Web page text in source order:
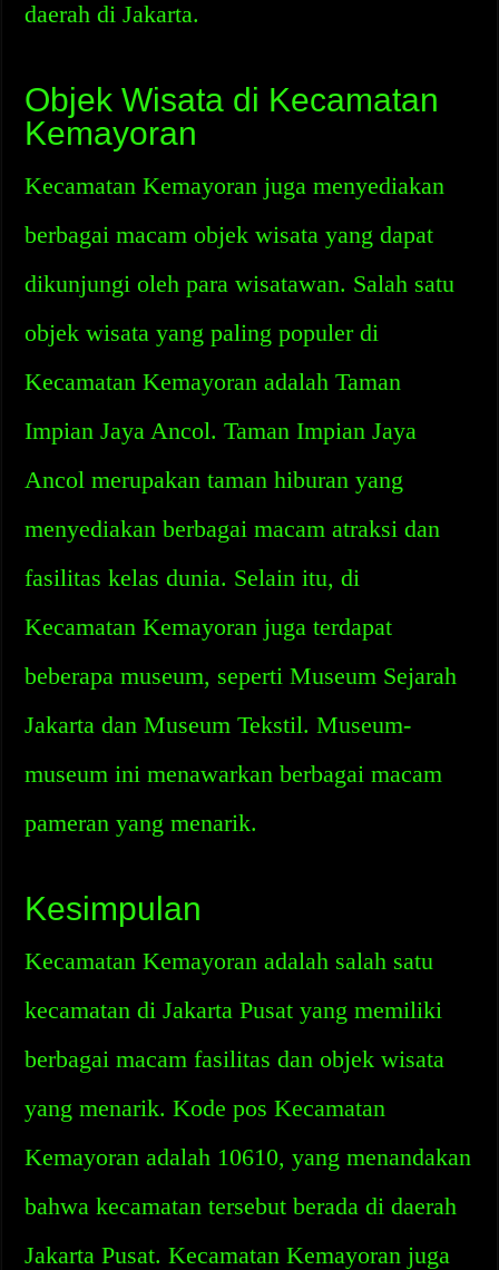
daerah di Jakarta.
Objek Wisata di Kecamatan
Kemayoran
Kecamatan Kemayoran juga menyediakan
berbagai macam objek wisata yang dapat
dikunjungi oleh para wisatawan. Salah satu
objek wisata yang paling populer di
Kecamatan Kemayoran adalah Taman
Impian Jaya Ancol. Taman Impian Jaya
Ancol merupakan taman hiburan yang
menyediakan berbagai macam atraksi dan
fasilitas kelas dunia. Selain itu, di
Kecamatan Kemayoran juga terdapat
beberapa museum, seperti Museum Sejarah
Jakarta dan Museum Tekstil. Museum-
museum ini menawarkan berbagai macam
pameran yang menarik.
Kesimpulan
Kecamatan Kemayoran adalah salah satu
kecamatan di Jakarta Pusat yang memiliki
berbagai macam fasilitas dan objek wisata
yang menarik. Kode pos Kecamatan
Kemayoran adalah 10610, yang menandakan
bahwa kecamatan tersebut berada di daerah
Jakarta Pusat. Kecamatan Kemayoran juga